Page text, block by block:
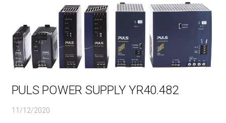
PULS POWER SUPPLY YR40.482
11/12/2020